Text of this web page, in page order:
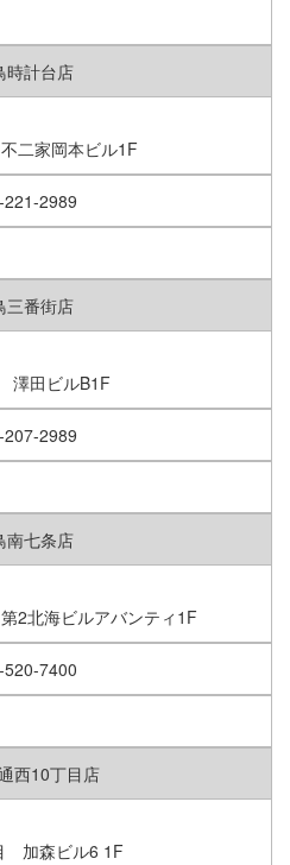
時計台店
二家岡本ビル1F
2989
三番街店
澤田ビルB1F
2989
南七条店
2北海ビルアバンティ1F
7400
西10丁目店
加森ビル6 1F